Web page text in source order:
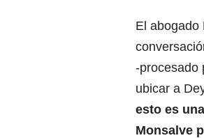
El abogado
-procesado
ubicar a
esto es
Monsalve